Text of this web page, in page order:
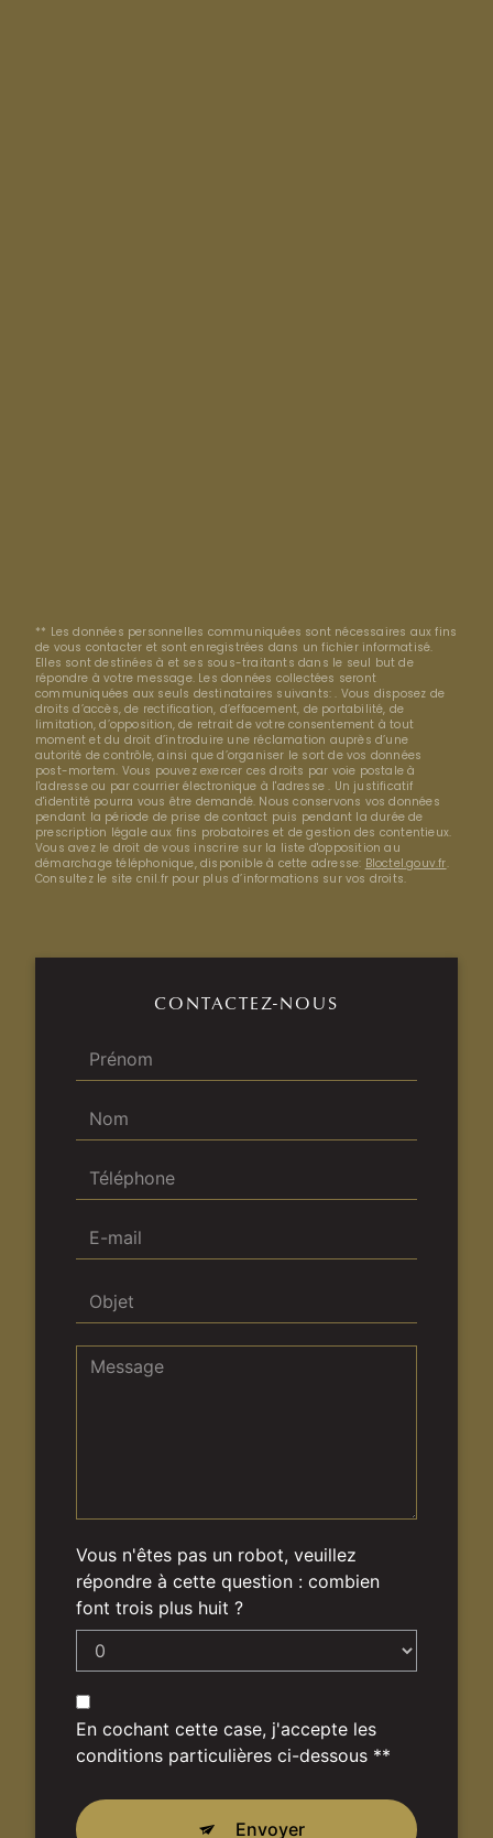
** Les données personnelles communiquées sont nécessaires aux fins
de vous contacter et sont enregistrées dans un fichier informatisé.
Elles sont destinées à et ses sous-traitants dans le seul but de
répondre à votre message. Les données collectées seront
communiquées aux seuls destinataires suivants: . Vous disposez de
droits d’accès, de rectification, d’effacement, de portabilité, de
limitation, d’opposition, de retrait de votre consentement à tout
moment et du droit d’introduire une réclamation auprès d’une
autorité de contrôle, ainsi que d’organiser le sort de vos données
post-mortem. Vous pouvez exercer ces droits par voie postale à
l'adresse ou par courrier électronique à l'adresse . Un justificatif
d'identité pourra vous être demandé. Nous conservons vos données
pendant la période de prise de contact puis pendant la durée de
prescription légale aux fins probatoires et de gestion des contentieux.
Vous avez le droit de vous inscrire sur la liste d'opposition au
démarchage téléphonique, disponible à cette adresse: Bloctel.gouv.fr.
Consultez le site cnil.fr pour plus d’informations sur vos droits.
CONTACTEZ-NOUS
Vous n'êtes pas un robot, veuillez
répondre à cette question : combien
font trois plus huit ?
En cochant cette case, j'accepte les
conditions particulières ci-dessous **
Envoyer